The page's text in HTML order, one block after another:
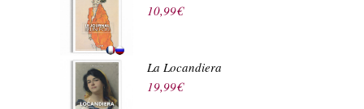
10,99€
La Locandiera
19,99€